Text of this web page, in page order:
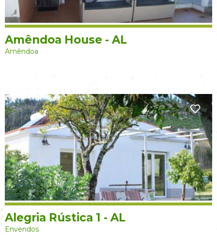
Amêndoa House - AL
Amêndoa
Alegria Rústica 1 - AL
Envendos